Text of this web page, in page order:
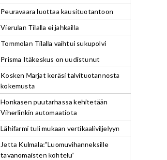
Peuravaara luottaa kausituotantoon
Vierulan Tilalla ei jahkailla
Tommolan Tilalla vaihtui sukupolvi
Prisma Itäkeskus on uudistunut
Kosken Marjat keräsi talvituotannosta
kokemusta
Honkasen puutarhassa kehitetään
Viherlinkin automaatiota
Lähifarmi tuli mukaan vertikaaliviljelyyn
Jetta Kulmala:”Luomuvihanneksille
tavanomaisten kohtelu”